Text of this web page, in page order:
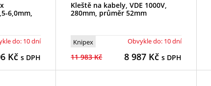
6,0mm,
do: 10 dní
Kčs DPH
Kleště na kabely, VDE 1000V,
280mm, průměr 52mm
Knipex Obvykle do: 10 dní
11 983 Kč 8 987 Kčs DPH